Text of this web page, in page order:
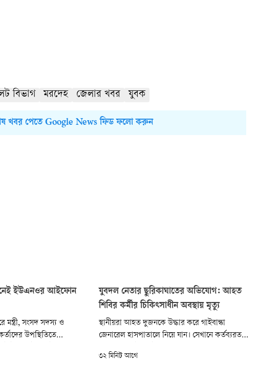
বিভাগ মরদেহ জেলার খবর যুবক
খবর পেতে Google News ফিড ফলো করুন
ইউএনওর আইফোন
মন্ত্রী, সংসদ সদস্য ও
উপস্থিতিতে
নির্বাহী কর্মকর্তার
যুবদল নেতার ছুরিকাঘাতের অভিযোগ: আহত
শিবির কর্মীর চিকিৎসাধীন অবস্থায় মৃত্যু
স্থানীয়রা আহত দুজনকে উদ্ধার করে গাইবান্ধা
জেনারেল হাসপাতালে নিয়ে যান। সেখানে কর্তব্যরত
গুরুতর আহত সালাউদ্দিনকে প্রাথমিক চিকিৎসার পর
৩২ মিনিট আগে